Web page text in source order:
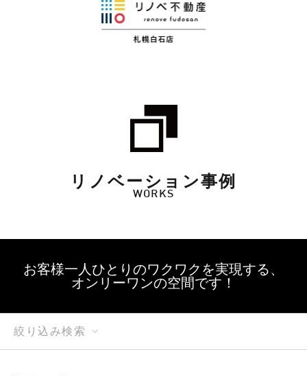
リノベーション事例
WORKS
お客様一人ひとりのワクワクを実現する、
オンリーワンの空間です！
絞り込み検索